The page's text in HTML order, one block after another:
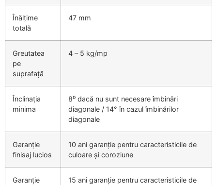
Înălțime
totală
47 mm
Greutatea
pe
suprafață
4 – 5 kg/mp
Înclinația
minima
8⁰ dacă nu sunt necesare îmbinări
diagonale / 14° în cazul îmbinărilor
diagonale
Garanție
finisaj lucios
10 ani garanție pentru caracteristicile de
culoare și coroziune
Garanție
15 ani garanție pentru caracteristicile de